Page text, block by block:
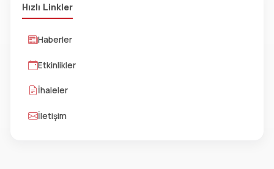
Hızlı Linkler
Haberler
Etkinlikler
İhaleler
İletişim